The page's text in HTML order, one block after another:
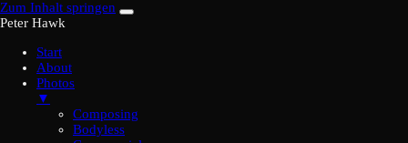
Zum Inhalt springen
Peter Hawk
Start
About
Photos
▼
Composing
Bodyless